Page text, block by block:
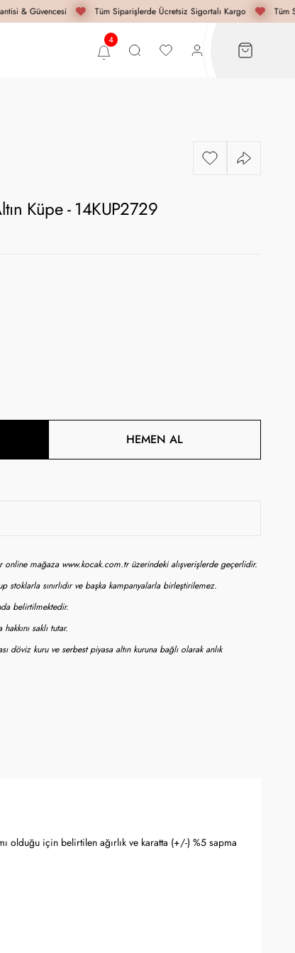
& Güvencesi Tüm Siparişlerde Ücretsiz Sigortalı Kargo Tüm
Küpe - 14KUP2729
HEMEN AL
mağaza www.kocak.com.tr üzerindeki alışverişlerde geçerlidir.
sınırlıdır ve başka kampanyalarla birleştirilemez.
belirtilmektedir.
saklı tutar.
döviz kuru ve serbest piyasa altın kuruna bağlı olarak anlık
olduğu için belirtilen ağırlık ve karatta (+/-) %5 sapma